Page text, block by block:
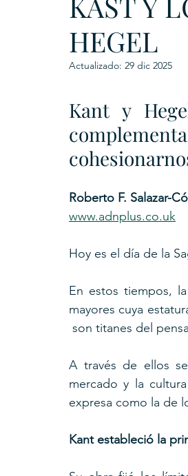
HEGEL
Actualizado: 29 dic 2025
Kant y
Roberto F. Salazar-
www.adnplus.co.uk
Hoy es el día de la
En estos tiempos,
mayores cuya
son titanes del
A través de ellos
mercado y la
expresa como la de
Kant estableció la